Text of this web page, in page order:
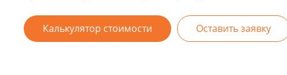
Калькулятор стоимости Оставить заявку